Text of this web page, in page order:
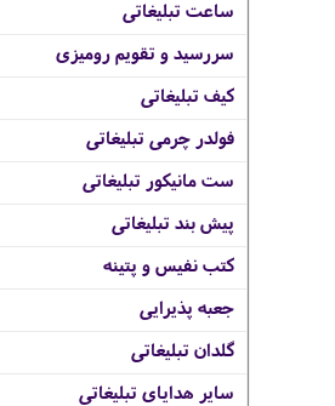
ساعت تبلیغاتی
سررسید و تقویم رومیزی
کیف تبلیغاتی
فولدر چرمی تبلیغاتی
ست مانیکور تبلیغاتی
پیش بند تبلیغاتی
کتب نفیس و پتینه
جعبه پذیرایی
گلدان تبلیغاتی
سایر هدایای تبلیغاتی